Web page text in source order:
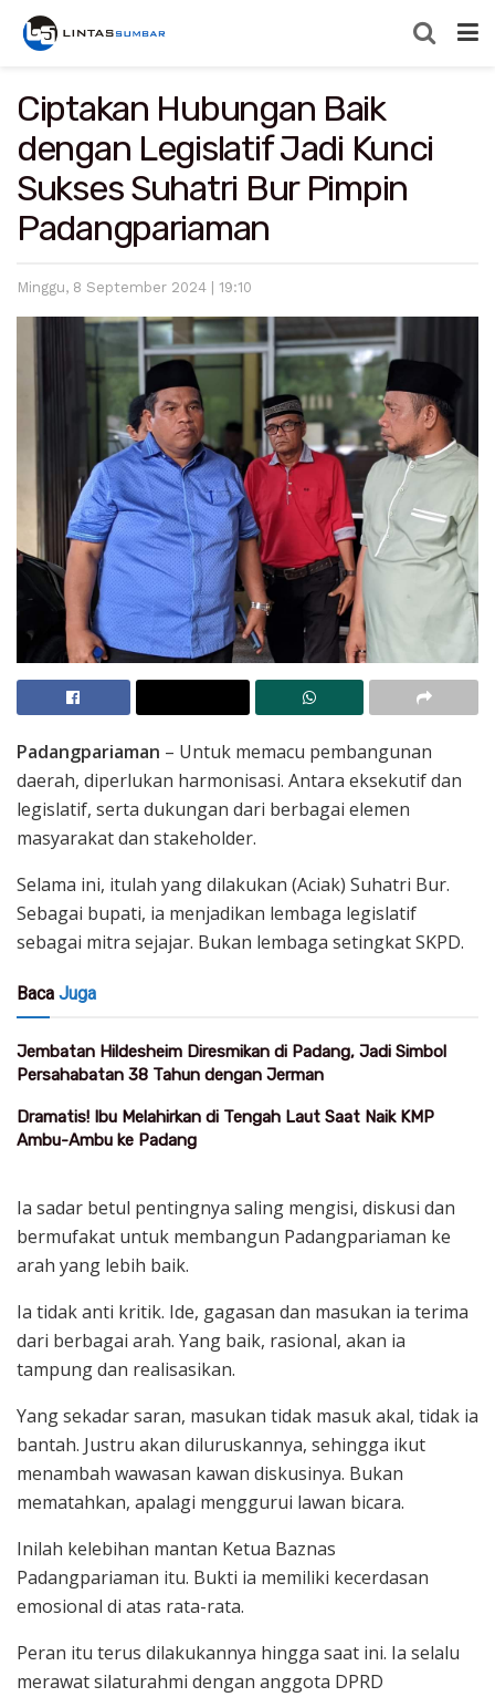
Ciptakan Hubungan Baik
dengan Legislatif Jadi Kunci
Sukses Suhatri Bur Pimpin
Padangpariaman
Minggu, 8 September 2024 | 19:10
Padangpariaman – Untuk memacu pembangunan
daerah, diperlukan harmonisasi. Antara eksekutif dan
legislatif, serta dukungan dari berbagai elemen
masyarakat dan stakeholder.
Selama ini, itulah yang dilakukan (Aciak) Suhatri Bur.
Sebagai bupati, ia menjadikan lembaga legislatif
sebagai mitra sejajar. Bukan lembaga setingkat SKPD.
Baca Juga
Jembatan Hildesheim Diresmikan di Padang, Jadi Simbol
Persahabatan 38 Tahun dengan Jerman
Dramatis! Ibu Melahirkan di Tengah Laut Saat Naik KMP
Ambu-Ambu ke Padang
Ia sadar betul pentingnya saling mengisi, diskusi dan
bermufakat untuk membangun Padangpariaman ke
arah yang lebih baik.
Ia tidak anti kritik. Ide, gagasan dan masukan ia terima
dari berbagai arah. Yang baik, rasional, akan ia
tampung dan realisasikan.
Yang sekadar saran, masukan tidak masuk akal, tidak ia
bantah. Justru akan diluruskannya, sehingga ikut
menambah wawasan kawan diskusinya. Bukan
mematahkan, apalagi menggurui lawan bicara.
Inilah kelebihan mantan Ketua Baznas
Padangpariaman itu. Bukti ia memiliki kecerdasan
emosional di atas rata-rata.
Peran itu terus dilakukannya hingga saat ini. Ia selalu
merawat silaturahmi dengan anggota DPRD